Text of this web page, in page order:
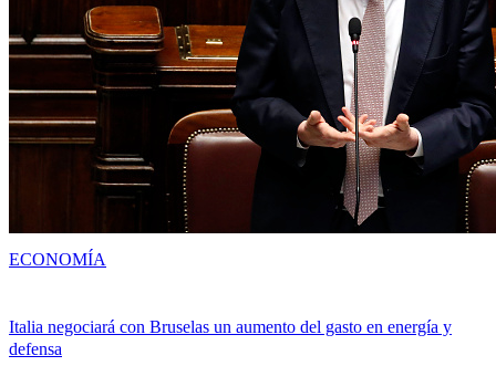
Italia negociará con Bruselas un aumento del gasto en energía y
defensa
ECONOMÍA